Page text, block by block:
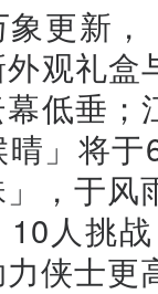
更新
观礼
低垂
」将
，于风
10人挑
侠士更